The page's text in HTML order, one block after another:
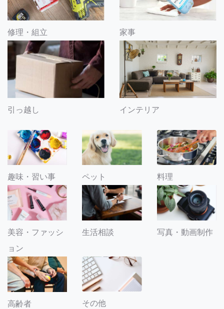
修理・組立 家事
引っ越し インテリア
趣味・習い事 ペット 料理
美容・ファッシ
ョン
生活相談 写真・動画制作
高齢者 その他